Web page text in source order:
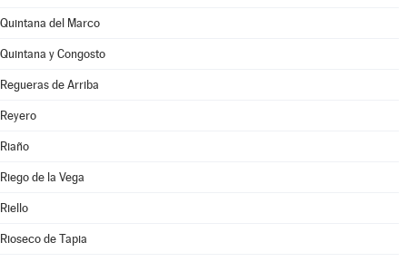
Quintana del Marco
Quintana y Congosto
Regueras de Arriba
Reyero
Riaño
Riego de la Vega
Riello
Rioseco de Tapia